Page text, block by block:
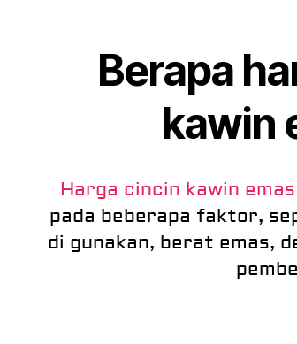
Berapa
kawin
Harga cincin kawin emas
pada beberapa faktor,
di gunakan, berat emas,